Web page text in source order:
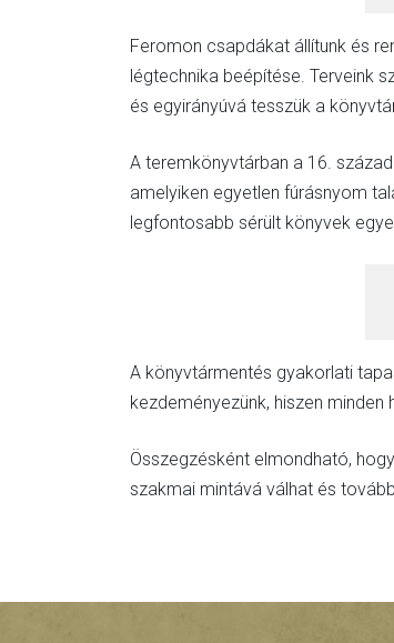
Feromon csapdákat állítunk és
légtechnika beépítése. Terveink
és egyirányúvá tesszük a
A teremkönyvtárban a 16.
amelyiken egyetlen fúrásnyom
legfontosabb sérült könyvek
A könyvtármentés gyakorlati
kezdeményezünk, hiszen
Összegzésként elmondható,
szakmai mintává válhat és